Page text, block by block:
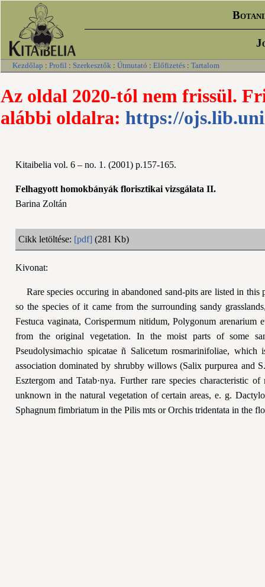
Kezdőlap : Profil : Szerkesztők : Útmutató : Előfizetés : Tartalom
Az oldal 2020-tól nem frissül.
alábbi oldalra: https://
Kitaibelia vol. 6 – no. 1. (2001) p.157-165.
Felhagyott homokbányák florisztikai vizsgálata II.
Barina Zoltán
Cikk letöltése: [pdf] (281 Kb)
Kivonat:
Rare species occuring in abandoned sand-pits are listed in
so the species of it came from the surrounding sandy
Festuca vaginata, Corispermum nitidum, Polygonum
from the original vegetation. In the moist parts of some
Pseudolysimachio spicatae ñ Salicetum rosmarinifoliae,
association dominated by shrubby willows (Salix purpurea and
Esztergom and Tatab·nya. Further rare species characteristic
unknown in the natural vegetation of certain areas, e. g.
Sphagnum fimbriatum in the Pilis mts or Orchis tridentata in the